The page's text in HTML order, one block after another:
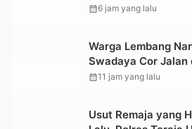
Jalan Penghubung
calendar_month6 jam yang lalu
Warga Lembang
Swadaya Cor Jalan
Jembatan
calendar_month11 jam yang lalu
Usut Remaja yang